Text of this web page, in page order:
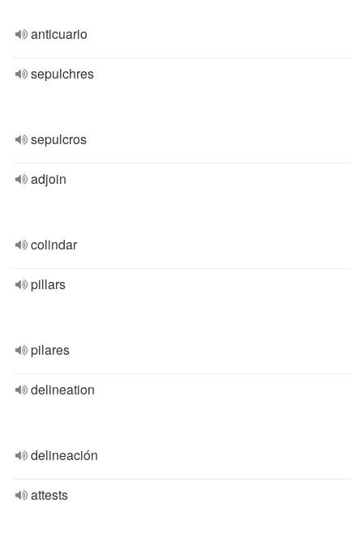
anticuario
sepulchres
sepulcros
adjoin
colindar
pillars
pilares
delineation
delineación
attests